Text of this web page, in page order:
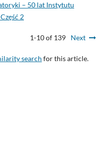
– 50 lat Instytutu
2
1-10 of 139 Next
search for this article.